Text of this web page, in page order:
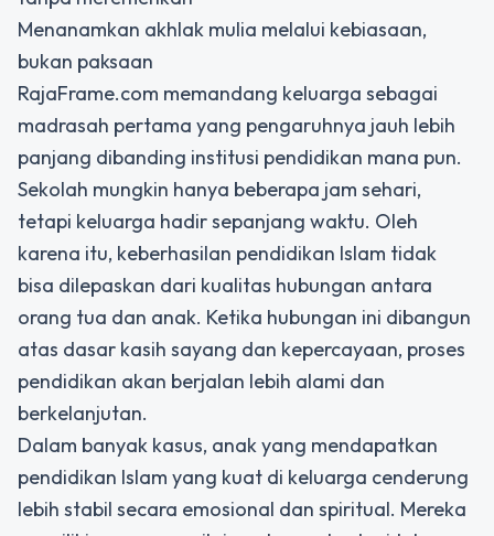
Menanamkan akhlak mulia melalui kebiasaan,
bukan paksaan
RajaFrame.com memandang keluarga sebagai
madrasah pertama yang pengaruhnya jauh lebih
panjang dibanding institusi pendidikan mana pun.
Sekolah mungkin hanya beberapa jam sehari,
tetapi keluarga hadir sepanjang waktu. Oleh
karena itu, keberhasilan pendidikan Islam tidak
bisa dilepaskan dari kualitas hubungan antara
orang tua dan anak. Ketika hubungan ini dibangun
atas dasar kasih sayang dan kepercayaan, proses
pendidikan akan berjalan lebih alami dan
berkelanjutan.
Dalam banyak kasus, anak yang mendapatkan
pendidikan Islam yang kuat di keluarga cenderung
lebih stabil secara emosional dan spiritual. Mereka